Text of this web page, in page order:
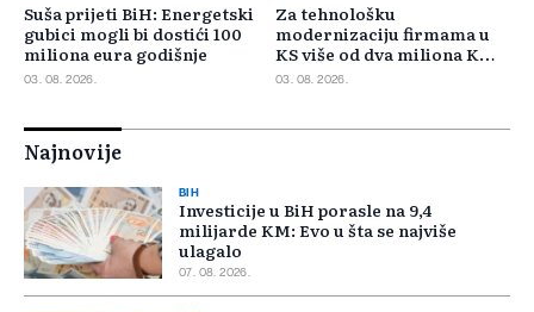
Suša prijeti BiH: Energetski
gubici mogli bi dostići 100
miliona eura godišnje
03. 08. 2026.
Za tehnološku
modernizaciju firmama u
KS više od dva miliona KM,
odbijeno 135 prijava
03. 08. 2026.
Najnovije
BIH
Investicije u BiH porasle na 9,4
milijarde KM: Evo u šta se najviše
ulagalo
07. 08. 2026.